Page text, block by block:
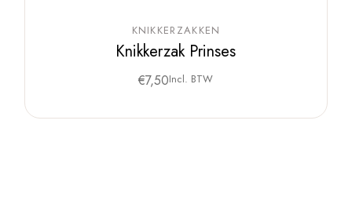
KNIKKERZAKKEN
Knikkerzak Prinses
€7,50Incl. BTW